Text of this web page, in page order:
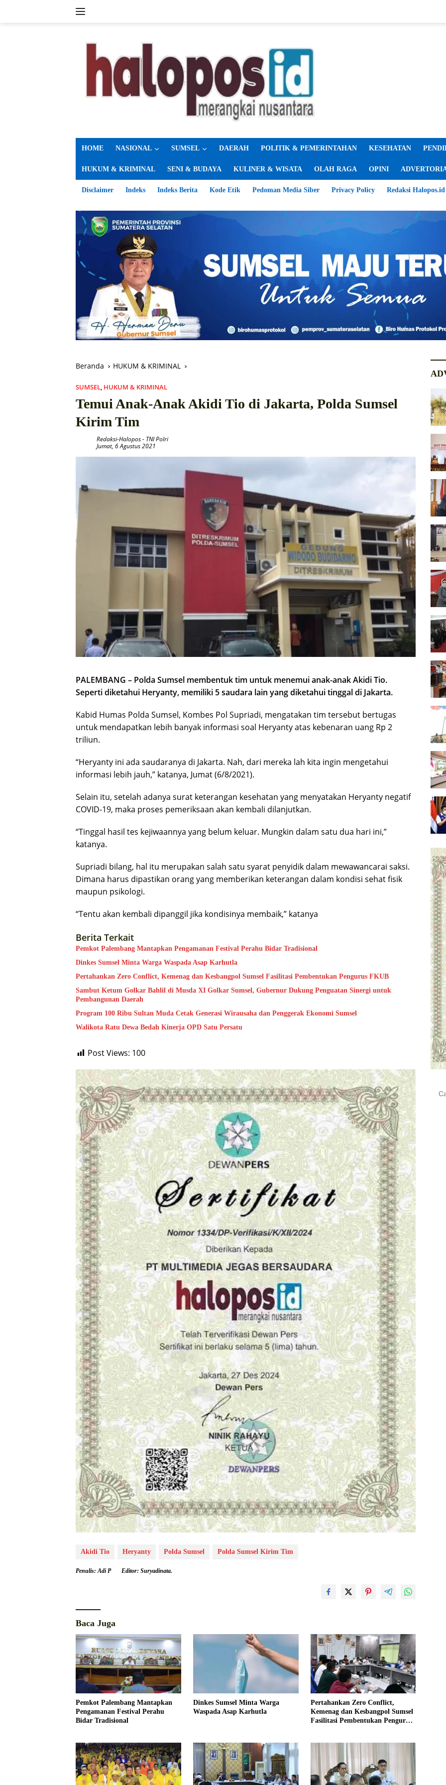
HOME NASIONAL SUMSEL DAERAH POLITIK & PEMERINTAHAN KESEHATAN
HUKUM & KRIMINAL SENI & BUDAYA KULINER & WISATA OLAH RAGA OPINI
Disclaimer Indeks Indeks Berita Kode Etik Pedoman Media Siber Privacy Policy Redaksi Halopos.id
Beranda HUKUM & KRIMINAL
SUMSEL, HUKUM & KRIMINAL
Temui Anak-Anak Akidi Tio di Jakarta, Polda Sumsel
Kirim Tim
Redaksi-Halopos- TNI Polri
Jumat, 6 Agustus 2021
PALEMBANG – Polda Sumsel membentuk tim untuk menemui anak-anak Akidi Tio.
Seperti diketahui Heryanty, memiliki 5 saudara lain yang diketahui tinggal di Jakarta.
Kabid Humas Polda Sumsel, Kombes Pol Supriadi, mengatakan tim tersebut bertugas
untuk mendapatkan lebih banyak informasi soal Heryanty atas kebenaran uang Rp 2
triliun.
“Heryanty ini ada saudaranya di Jakarta. Nah, dari mereka lah kita ingin mengetahui
informasi lebih jauh,” katanya, Jumat (6/8/2021).
Selain itu, setelah adanya surat keterangan kesehatan yang menyatakan Heryanty negatif
COVID-19, maka proses pemeriksaan akan kembali dilanjutkan.
“Tinggal hasil tes kejiwaannya yang belum keluar. Mungkin dalam satu dua hari ini,”
katanya.
Supriadi bilang, hal itu merupakan salah satu syarat penyidik dalam mewawancarai saksi.
Dimana harus dipastikan orang yang memberikan keterangan dalam kondisi sehat fisik
maupun psikologi.
“Tentu akan kembali dipanggil jika kondisinya membaik,” katanya
Berita Terkait
Pemkot Palembang Mantapkan Pengamanan Festival Perahu Bidar Tradisional
Dinkes Sumsel Minta Warga Waspada Asap Karhutla
Pertahankan Zero Conflict, Kemenag dan Kesbangpol Sumsel Fasilitasi Pembentukan Pengurus FKUB
Sambut Ketum Golkar Bahlil di Musda XI Golkar Sumsel, Gubernur Dukung Penguatan Sinergi untuk
Pembangunan Daerah
Program 100 Ribu Sultan Muda Cetak Generasi Wirausaha dan Penggerak Ekonomi Sumsel
Walikota Ratu Dewa Bedah Kinerja OPD Satu Persatu
Post Views: 100
Akidi Tio Heryanty Polda Sumsel Polda Sumsel Kirim Tim
Penulis: Adi P Editor: Suryadinata.
Baca Juga
Pemkot Palembang Mantapkan
Pengamanan Festival Perahu
Bidar Tradisional
Dinkes Sumsel Minta Warga
Waspada Asap Karhutla
Pertahankan Zero Conflict,
Kemenag dan Kesbangpol Sumsel
Fasilitasi Pembentukan Pengurus